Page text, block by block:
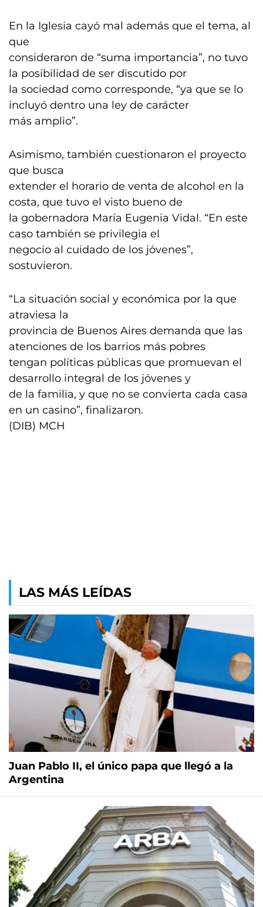
En la Iglesia cayó mal además que el tema, al
que
consideraron de “suma importancia”, no tuvo
la posibilidad de ser discutido por
la sociedad como corresponde, “ya que se lo
incluyó dentro una ley de carácter
más amplio”.
Asimismo, también cuestionaron el proyecto
que busca
extender el horario de venta de alcohol en la
costa, que tuvo el visto bueno de
la gobernadora María Eugenia Vidal. “En este
caso también se privilegia el
negocio al cuidado de los jóvenes”,
sostuvieron.
“La situación social y económica por la que
atraviesa la
provincia de Buenos Aires demanda que las
atenciones de los barrios más pobres
tengan políticas públicas que promuevan el
desarrollo integral de los jóvenes y
de la familia, y que no se convierta cada casa
en un casino”, finalizaron.
(DIB) MCH
LAS MÁS LEÍDAS
Juan Pablo II, el único papa que llegó a la
Argentina